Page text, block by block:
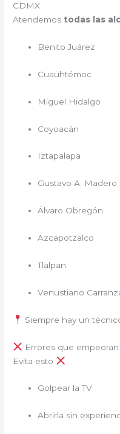
CDMX
Atendemos todas las
Benito Juárez
Cuauhtémoc
Miguel Hidalgo
Coyoacán
Iztapalapa
Gustavo A. Madero
Álvaro Obregón
Azcapotzalco
Tlalpan
Venustiano
Siempre hay un
Errores que
Evita esto
Golpear la TV
Abrirla sin